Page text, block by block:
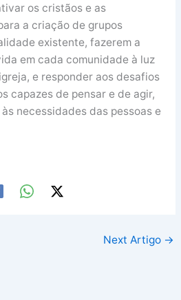
os cristãos e as
a criação de grupos
existente, fazerem a
em cada comunidade à luz
e responder aos desafios
capazes de pensar e de agir,
necessidades das pessoas e
Next Artigo →